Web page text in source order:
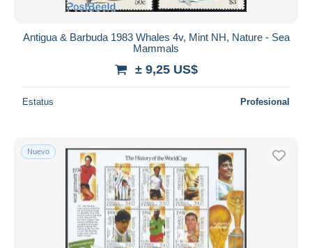
Antigua & Barbuda 1983 Whales 4v, Mint NH, Nature - Sea
Mammals
± 9,25 US$
Estatus Profesional
Nuevo